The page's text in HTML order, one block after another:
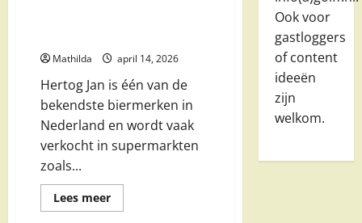
Mathilda april 14, 2026
Hertog Jan is één van de
bekendste biermerken in
Nederland en wordt vaak
verkocht in supermarkten
zoals...
Lees meerLees
meer
Ook voor
gastloggers
of content
ideeën
zijn
welkom.